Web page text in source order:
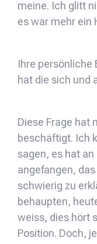
meine. Ich glitt
es war mehr ein
Ihre persönliche
hat die sich und
Diese Frage hat
beschäftigt. Ich
sagen, es hat
angefangen,
schwierig zu
behaupten,
weiss, dies hört
Position. Doch,